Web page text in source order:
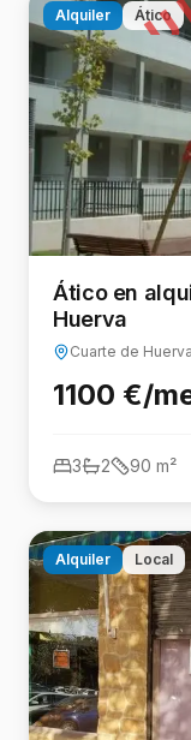
Alquiler Ático
Ático en
Huerva
Cuarte de Huerva
1100 €/
3 2 90 m²
Alquiler Local